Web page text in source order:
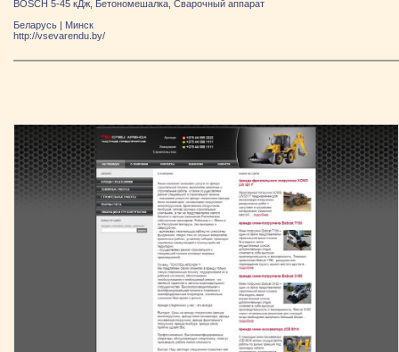
BOSCH 5-45 кДж, Бетономешалка, Сварочный аппарат
Беларусь | Минск
http://vsevarendu.by/